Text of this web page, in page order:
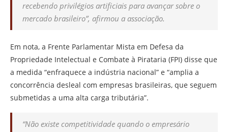
recebendo privilégios artificiais para avançar sobre o
mercado brasileiro”, afirmou a associação.
Em nota, a Frente Parlamentar Mista em Defesa da
Propriedade Intelectual e Combate à Pirataria (FPI) disse que
a medida “enfraquece a indústria nacional” e “amplia a
concorrência desleal com empresas brasileiras, que seguem
submetidas a uma alta carga tributária”.
“Não existe competitividade quando o empresário